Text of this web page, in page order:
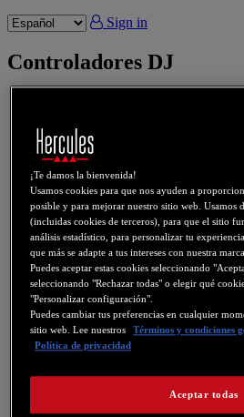
Sign in
Controladores DJ
DJControl Inpulse
DJControl Inpulse
DJControl Inpulse
DJControl Inpulse
DJControl Inpulse
DJControl Mix
¡Te damos la bienvenida!
Usamos cookies para que nos ayuden a
posible y para mejorar nuestro sitio web. Usamos
(incluidas cookies de terceros), para que el sitio
análisis estadístico, para personalizar tu
que más se adapte a tus intereses con nuestra
Puedes aceptar estas cookies seleccionando
seleccionando "Rechazar todas" o elegir qué
"Personalizar configuración".
Puedes cambiar tus preferencias en cualquier
sitio web. Lee nuestros
Términos y condiciones
Política de privacidad
Aceptar todas